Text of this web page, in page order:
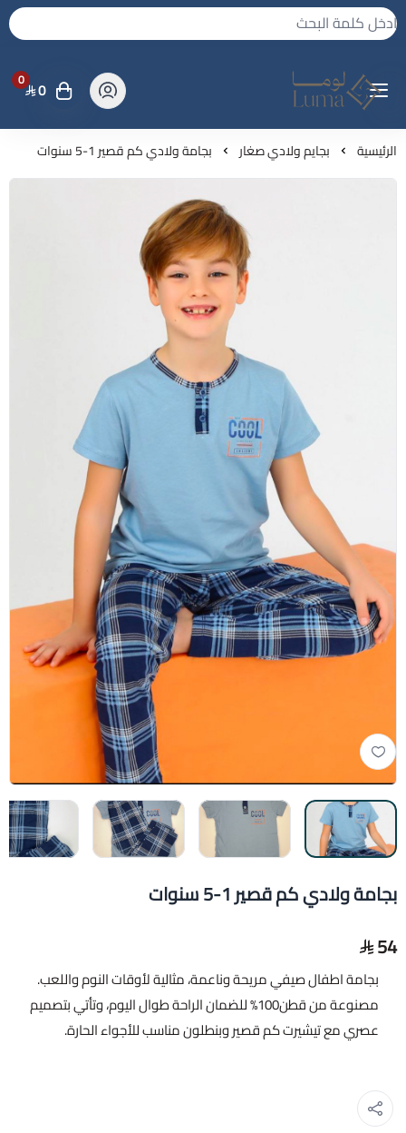
لوما - بجامه واكثر
0 0
الرئيسية بجايم ولادي صغار بجامة ولادي كم قصير 1-5 سنوات
بجامة ولادي كم قصير 1-5 سنوات
54
بجامة اطفال صيفي مريحة وناعمة، مثالية لأوقات النوم واللعب.
مصنوعة من قطن100% للضمان الراحة طوال اليوم، وتأتي بتصميم
عصري مع تيشيرت كم قصير وبنطلون مناسب للأجواء الحارة.